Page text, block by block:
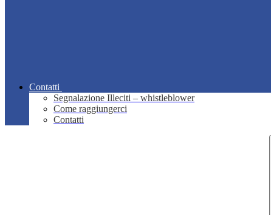
Contatti
Segnalazione Illeciti – whistleblower
Come raggiungerci
Contatti